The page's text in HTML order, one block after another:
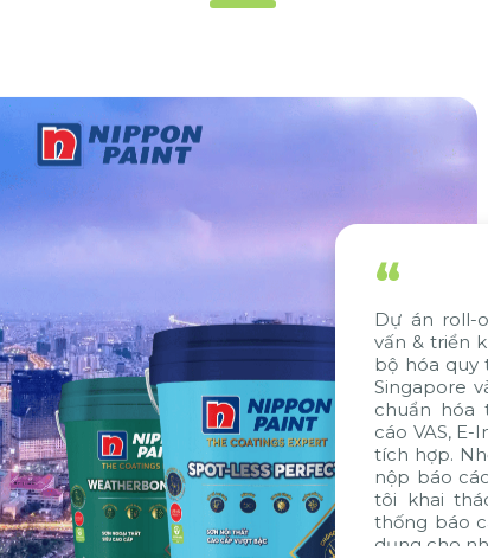
“
Dự án roll-out giải pháp SAP do Citek tư
vấn & triển khai đã giúp Nippon Paint đồng
bộ hóa quy trình và dữ liệu giữa công ty tại
Singapore và Việt Nam. Ngoài ra, giải pháp
chuẩn hóa theo tiêu chuẩn VAS, gói báo
cáo VAS, E-Invoice và E-Banking cũng được
tích hợp. Nhờ đó, thời gian xử lý, đóng sổ và
nộp báo cáo giảm đến 7 ngày, giúp chúng
tôi khai thác tối đa các thế mạnh về hệ
thống báo cáo phân tích của tập đoàn, áp
dụng cho nhiều hoạt động tại các đơn vị